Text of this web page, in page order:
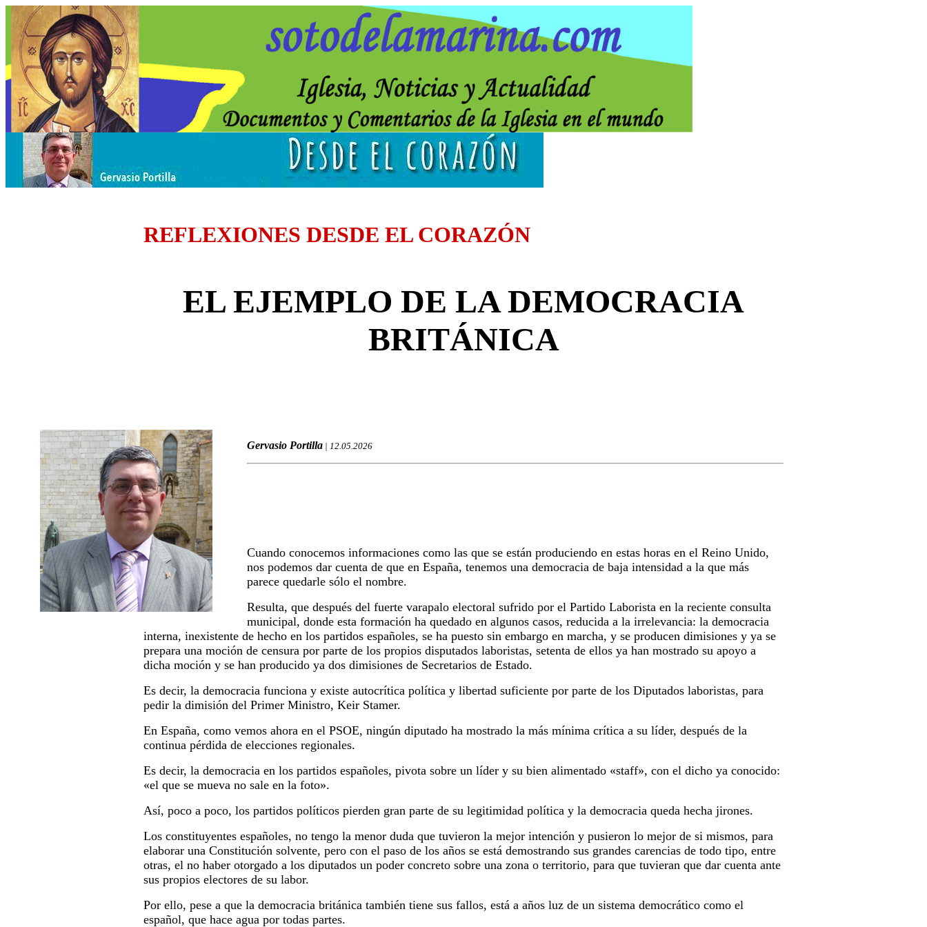
REFLEXIONES DESDE EL CORAZÓN
EL EJEMPLO DE LA DEMOCRACIA
BRITÁNICA
Gervasio Portilla | 12.05.2026
Cuando conocemos informaciones como las que se están produciendo en estas horas en el Reino Unido,
nos podemos dar cuenta de que en España, tenemos una democracia de baja intensidad a la que más
parece quedarle sólo el nombre.
Resulta, que después del fuerte varapalo electoral sufrido por el Partido Laborista en la reciente consulta
municipal, donde esta formación ha quedado en algunos casos, reducida a la irrelevancia: la democracia
interna, inexistente de hecho en los partidos españoles, se ha puesto sin embargo en marcha, y se producen dimisiones y ya se
prepara una moción de censura por parte de los propios disputados laboristas, setenta de ellos ya han mostrado su apoyo a
dicha moción y se han producido ya dos dimisiones de Secretarios de Estado.
Es decir, la democracia funciona y existe autocrítica política y libertad suficiente por parte de los Diputados laboristas, para
pedir la dimisión del Primer Ministro, Keir Stamer.
En España, como vemos ahora en el PSOE, ningún diputado ha mostrado la más mínima crítica a su líder, después de la
continua pérdida de elecciones regionales.
Es decir, la democracia en los partidos españoles, pivota sobre un líder y su bien alimentado «staff», con el dicho ya conocido:
«el que se mueva no sale en la foto».
Así, poco a poco, los partidos políticos pierden gran parte de su legitimidad política y la democracia queda hecha jirones.
Los constituyentes españoles, no tengo la menor duda que tuvieron la mejor intención y pusieron lo mejor de si mismos, para
elaborar una Constitución solvente, pero con el paso de los años se está demostrando sus grandes carencias de todo tipo, entre
otras, el no haber otorgado a los diputados un poder concreto sobre una zona o territorio, para que tuvieran que dar cuenta ante
sus propios electores de su labor.
Por ello, pese a que la democracia británica también tiene sus fallos, está a años luz de un sistema democrático como el
español, que hace agua por todas partes.